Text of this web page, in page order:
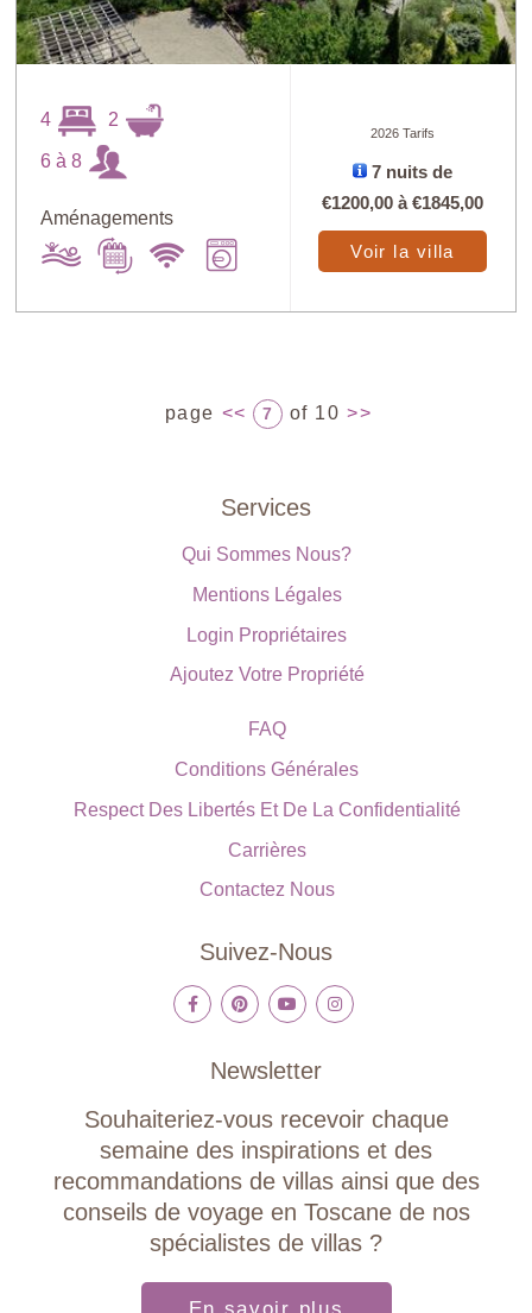
4 2
6 à 8
Aménagements
2026 Tarifs
7 nuits de
€1200,00 à€1845,00
Voir la villa
page << 7 of 10 >>
Services
Qui Sommes Nous?
Mentions Légales
Login Propriétaires
Ajoutez Votre Propriété
FAQ
Conditions Générales
Respect Des Libertés Et De La Confidentialité
Carrières
Contactez Nous
Suivez-Nous
Newsletter
Souhaiteriez-vous recevoir chaque
semaine des inspirations et des
recommandations de villas ainsi que des
conseils de voyage en Toscane de nos
spécialistes de villas ?